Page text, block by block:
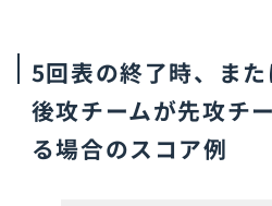
5回表の終了時、また
後攻チームが先攻チ
る場合のスコア例